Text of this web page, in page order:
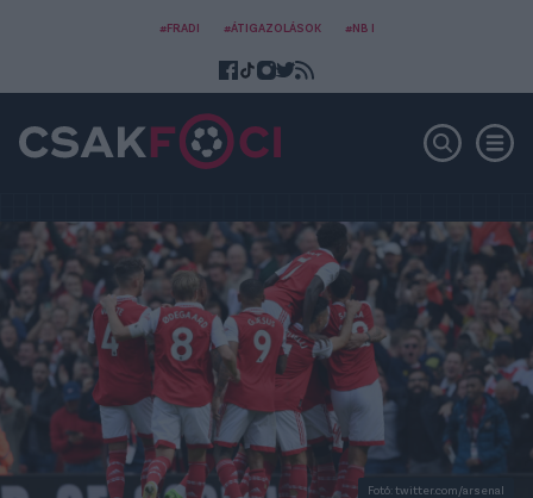
#FRADI #ÁTIGAZOLÁSOK #NB I
Fotó: twitter.com/arsenal